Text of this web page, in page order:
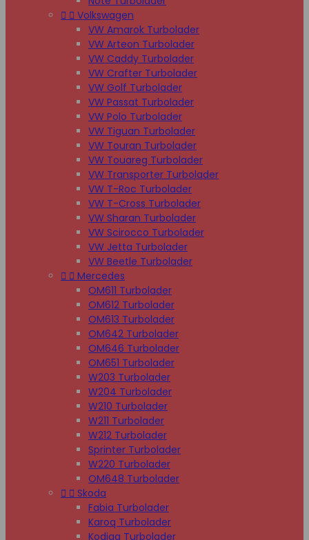
  Volkswagen
VW Amarok Turbolader
VW Arteon Turbolader
VW Caddy Turbolader
VW Crafter Turbolader
VW Golf Turbolader
VW Passat Turbolader
VW Polo Turbolader
VW Tiguan Turbolader
VW Touran Turbolader
VW Touareg Turbolader
VW Transporter Turbolader
VW T-Roc Turbolader
VW T-Cross Turbolader
VW Sharan Turbolader
VW Scirocco Turbolader
VW Jetta Turbolader
VW Beetle Turbolader
  Mercedes
OM611 Turbolader
OM612 Turbolader
OM613 Turbolader
OM642 Turbolader
OM646 Turbolader
OM651 Turbolader
W203 Turbolader
W204 Turbolader
W210 Turbolader
W211 Turbolader
W212 Turbolader
Sprinter Turbolader
W220 Turbolader
OM648 Turbolader
  Skoda
Fabia Turbolader
Karoq Turbolader
Kodiaq Turbolader